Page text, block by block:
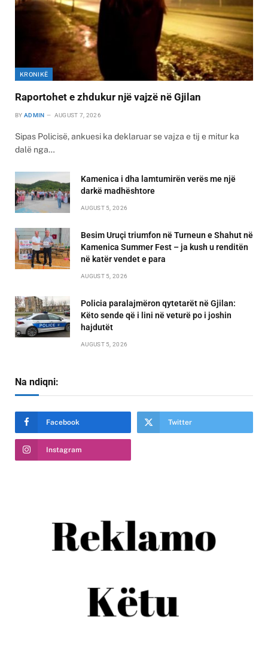
KRONIKË
Raportohet e zhdukur një vajzë në Gjilan
BY ADMIN AUGUST 7, 2026
Sipas Policisë, ankuesi ka deklaruar se vajza e tij e mitur ka
dalë nga…
Kamenica i dha lamtumirën verës me një
darkë madhështore
AUGUST 5, 2026
Besim Uruçi triumfon në Turneun e Shahut në
Kamenica Summer Fest – ja kush u renditën
në katër vendet e para
AUGUST 5, 2026
Policia paralajmëron qytetarët në Gjilan:
Këto sende që i lini në veturë po i joshin
hajdutët
AUGUST 5, 2026
Na ndiqni:
Facebook Twitter
Instagram